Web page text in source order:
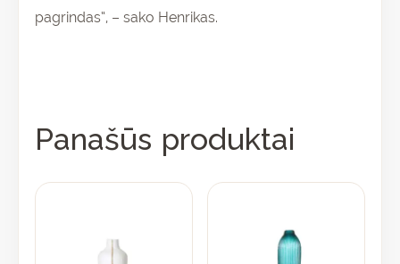
pagrindas“, – sako Henrikas.
Panašūs produktai